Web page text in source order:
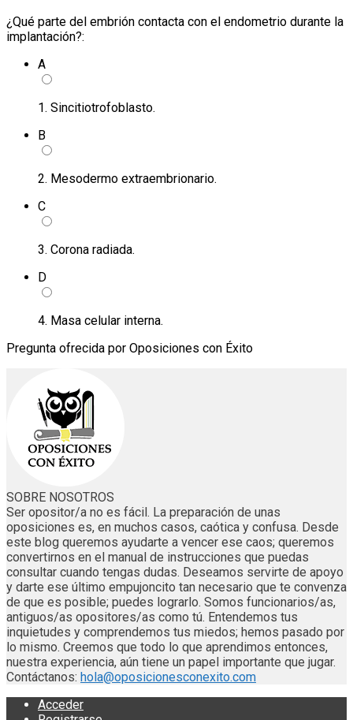
¿Qué parte del embrión contacta con el endometrio durante la
implantación?:
A
1. Sincitiotrofoblasto.
B
2. Mesodermo extraembrionario.
C
3. Corona radiada.
D
4. Masa celular interna.
Pregunta ofrecida por Oposiciones con Éxito
SOBRE NOSOTROS
Ser opositor/a no es fácil. La preparación de unas
oposiciones es, en muchos casos, caótica y confusa. Desde
este blog queremos ayudarte a vencer ese caos; queremos
convertirnos en el manual de instrucciones que puedas
consultar cuando tengas dudas. Deseamos servirte de apoyo
y darte ese último empujoncito tan necesario que te convenza
de que es posible; puedes lograrlo. Somos funcionarios/as,
antiguos/as opositores/as como tú. Entendemos tus
inquietudes y comprendemos tus miedos; hemos pasado por
lo mismo. Creemos que todo lo que aprendimos entonces,
nuestra experiencia, aún tiene un papel importante que jugar.
Contáctanos: hola@oposicionesconexito.com
Acceder